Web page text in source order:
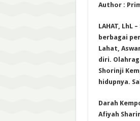
Author :
LAHAT, LhL
berbagai
Lahat,
diri.
Shorinji
hidupnya.
Darah
Afiyah